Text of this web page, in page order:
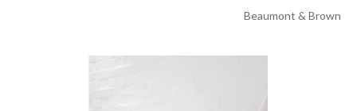
Beaumont & Brown